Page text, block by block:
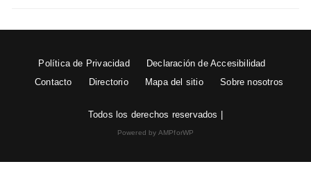
Política de Privacidad
Declaración de Accesibilidad
Contacto
Directorio Mapa del sitio Sobre nosotros
Todos los derechos reservados |
Powered by AMPforWP